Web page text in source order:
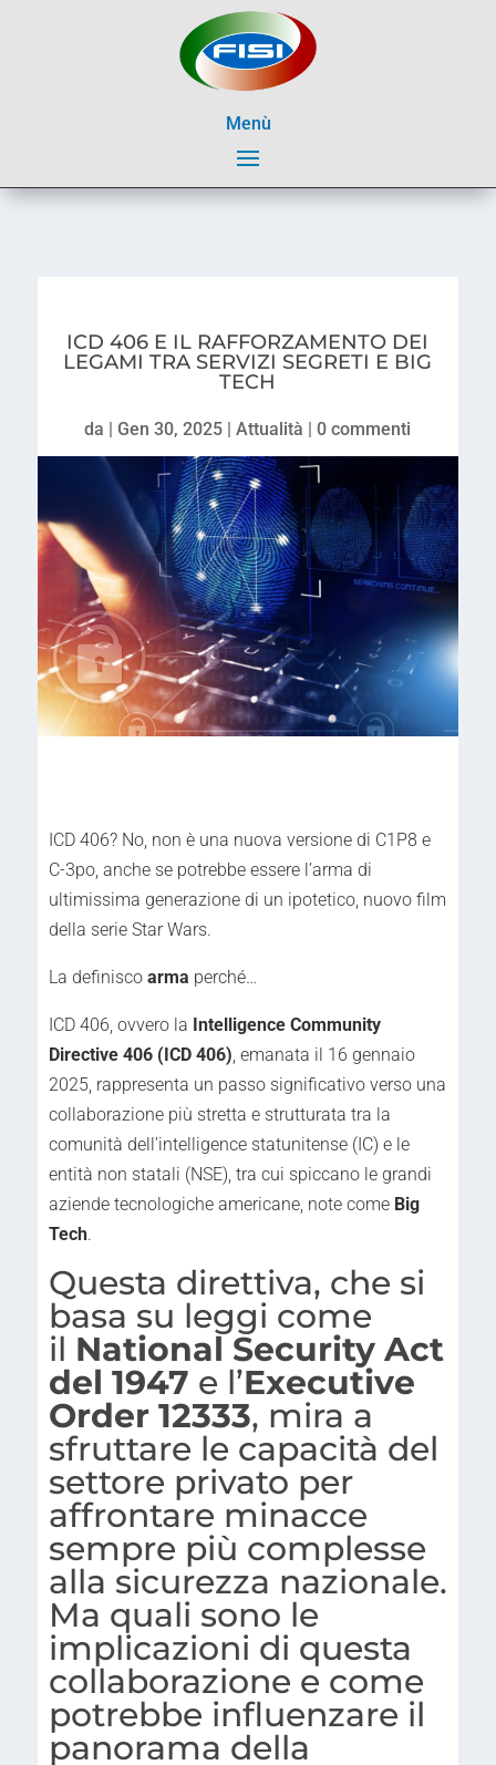
Menù
ICD 406 E IL RAFFORZAMENTO DEI
LEGAMI TRA SERVIZI SEGRETI E BIG
TECH
da | Gen 30, 2025 |Attualità |0 commenti
ICD 406? No, non è una nuova versione di C1P8 e
C-3po, anche se potrebbe essere l’arma di
ultimissima generazione di un ipotetico, nuovo film
della serie Star Wars.
La definisco arma perché…
ICD 406, ovvero la Intelligence Community
Directive 406 (ICD 406), emanata il 16 gennaio
2025, rappresenta un passo significativo verso una
collaborazione più stretta e strutturata tra la
comunità dell’intelligence statunitense (IC) e le
entità non statali (NSE), tra cui spiccano le grandi
aziende tecnologiche americane, note come Big
Tech.
Questa direttiva, che si
basa su leggi come
il National Security Act
del 1947 e l’Executive
Order 12333, mira a
sfruttare le capacità del
settore privato per
affrontare minacce
sempre più complesse
alla sicurezza nazionale.
Ma quali sono le
implicazioni di questa
collaborazione e come
potrebbe influenzare il
panorama della